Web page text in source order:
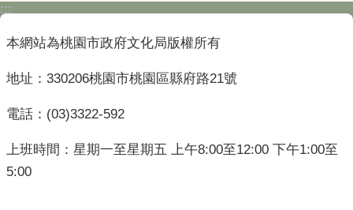
:::
本網站為桃園市政府文化局版權所有
地址：330206桃園市桃園區縣府路21號
電話：(03)3322-592
上班時間：星期一至星期五 上午8:00至12:00 下午1:00至
5:00